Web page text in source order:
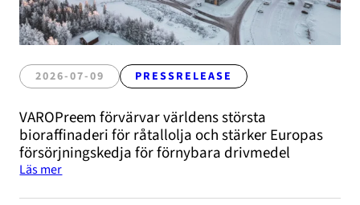
2026-07-09 PRESSRELEASE
VAROPreem förvärvar världens största
bioraffinaderi för råtallolja och stärker Europas
försörjningskedja för förnybara drivmedel
Läs mer